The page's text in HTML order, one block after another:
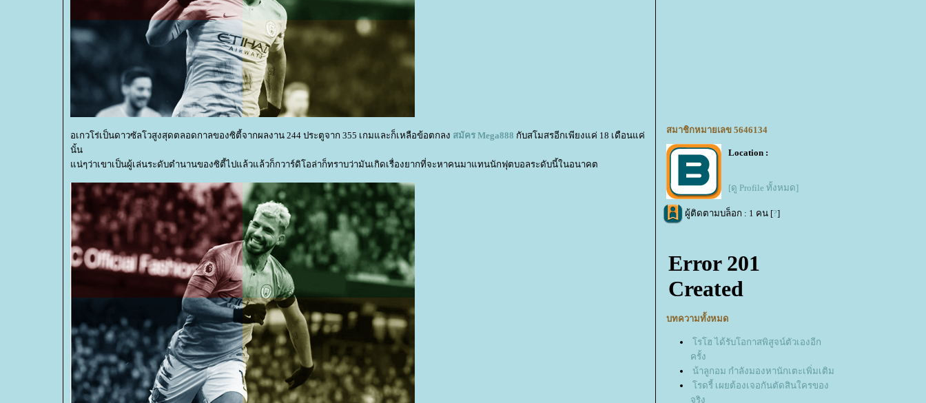
อเกวโร่เป็นดาวซัลโวสูงสุดตลอดกาลของซิตี้จากผลงาน 244 ประตูจาก 355 เกมและก็เหลือข้อตกลง สมัคร Mega888 กับสโมสรอีกเพียงแค่ 18 เดือนแค่
นั้น
น่ๆว่าเขาเป็นผู้เล่นระดับตำนานของซิตี้ไปแล้วแล้วก็กวาร์ดิโอล่าก็ทราบว่ามันเกิดเรื่องยากที่จะหาคนมาแทนนักฟุตบอลระดับนี้ในอนาคต
สมาชิกหมายเลข 5646134
Location :
[ดู Profile ทั้งหมด]
ผู้ติดตามบล็อก : 1 คน [?]
บทความทั้งหมด
รโฮ ได้รับโอกาสพิสูจน์ตัวเองอีก
ครั้ง
น้าลูกอม กำลังมองหานักเตะเพิ่มเติม
รดรี้ เผยต้องเจอกันตัดสินใครของ
จริง